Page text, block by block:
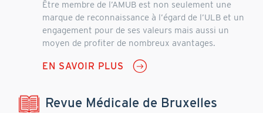
Être membre de l’AMUB est non seulement une
marque de reconnaissance à l’égard de l’ULB et un
engagement pour de ses valeurs mais aussi un
moyen de profiter de nombreux avantages.
EN SAVOIR PLUS
Revue Médicale de Bruxelles